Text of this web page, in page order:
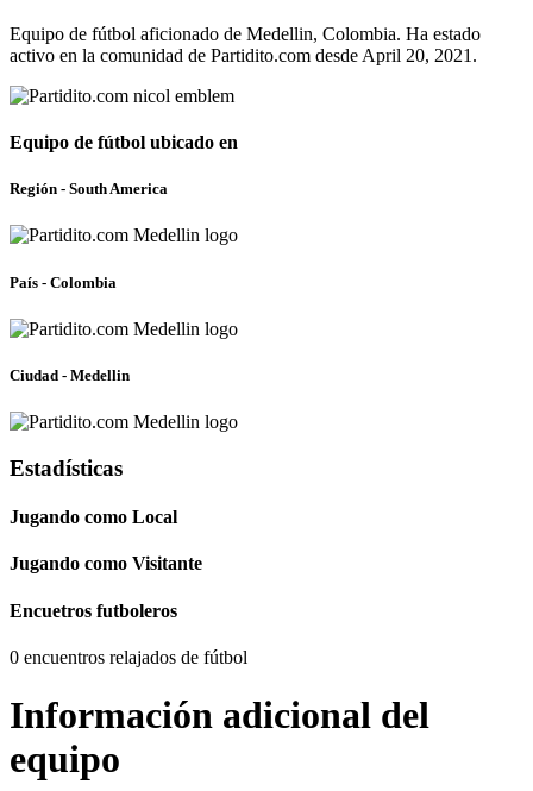
Equipo de fútbol aficionado de Medellin, Colombia. Ha estado
activo en la comunidad de Partidito.com desde April 20, 2021.
Equipo de fútbol ubicado en
Región - South America
País - Colombia
Ciudad - Medellin
Estadísticas
Jugando como Local
Jugando como Visitante
Encuetros futboleros
0 encuentros relajados de fútbol
Información adicional del
equipo